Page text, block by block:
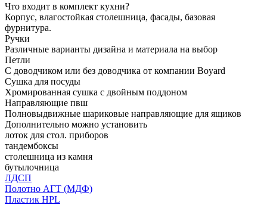
Что входит в комплект кухни?
Корпус, влагостойкая столешница, фасады, базовая
фурнитура.
Ручки
Различные варианты дизайна и материала на выбор
Петли
С доводчиком или без доводчика от компании Boyard
Сушка для посуды
Хромированная сушка с двойным поддоном
Направляющие пвш
Полновыдвижные шариковые направляющие для ящиков
Дополнительно можно установить
лоток для стол. приборов
тандембоксы
столешница из камня
бутылочница
ЛДСП
Полотно АГТ (МДФ)
Пластик HPL